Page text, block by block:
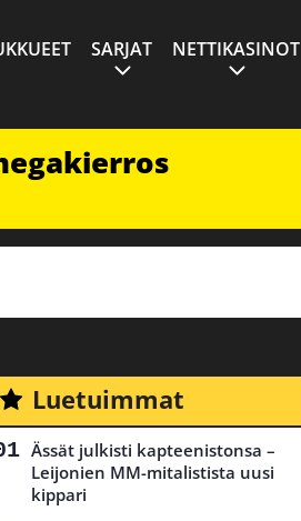
SARJAT NETTIKASINOT
Luetuimmat
Ässät julkisti kapteenistonsa –
Leijonien MM-mitalistista uusi
kippari